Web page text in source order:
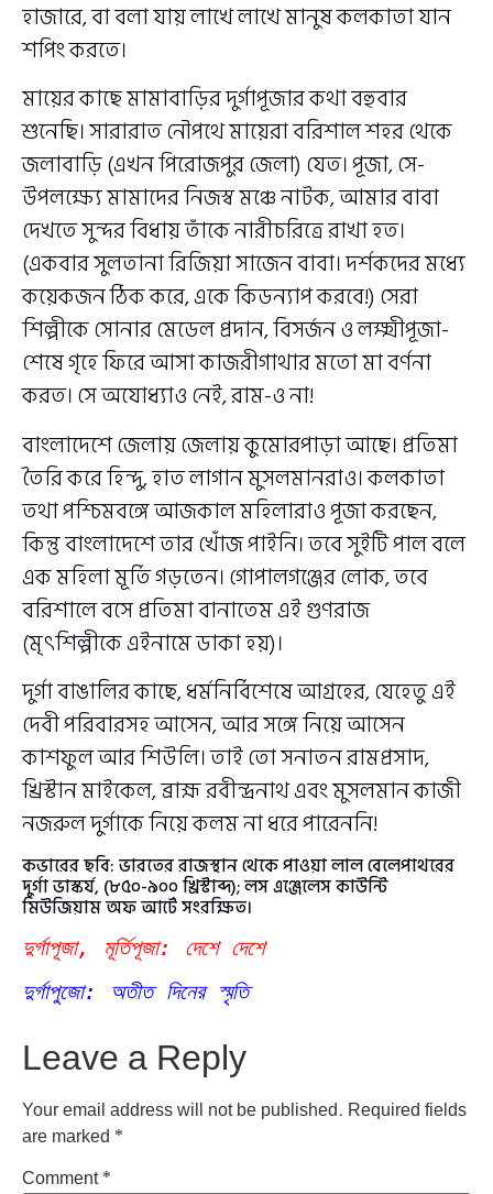
হাজারে, বা বলা যায় লাখে লাখে মানুষ কলকাতা যান
শপিং করতে।
মায়ের কাছে মামাবাড়ির দুর্গাপূজার কথা বহুবার
শুনেছি। সারারাত নৌপথে মায়েরা বরিশাল শহর থেকে
জলাবাড়ি (এখন পিরোজপুর জেলা) যেত। পূজা, সে-
উপলক্ষ্যে মামাদের নিজস্ব মঞ্চে নাটক, আমার বাবা
দেখতে সুন্দর বিধায় তাঁকে নারীচরিত্রে রাখা হত।
(একবার সুলতানা রিজিয়া সাজেন বাবা। দর্শকদের মধ্যে
কয়েকজন ঠিক করে, একে কিডন্যাপ করবে!) সেরা
শিল্পীকে সোনার মেডেল প্রদান, বিসর্জন ও লক্ষ্মীপূজা-
শেষে গৃহে ফিরে আসা কাজরীগাথার মতো মা বর্ণনা
করত। সে অযোধ্যাও নেই, রাম-ও না!
বাংলাদেশে জেলায় জেলায় কুমোরপাড়া আছে। প্রতিমা
তৈরি করে হিন্দু, হাত লাগান মুসলমানরাও। কলকাতা
তথা পশ্চিমবঙ্গে আজকাল মহিলারাও পূজা করছেন,
কিন্তু বাংলাদেশে তার খোঁজ পাইনি। তবে সুইটি পাল বলে
এক মহিলা মূর্তি গড়তেন। গোপালগঞ্জের লোক, তবে
বরিশালে বসে প্রতিমা বানাতেম এই গুণরাজ
(মৃৎশিল্পীকে এইনামে ডাকা হয়)।
দুর্গা বাঙালির কাছে, ধর্মনির্বিশেষে আগ্রহের, যেহেতু এই
দেবী পরিবারসহ আসেন, আর সঙ্গে নিয়ে আসেন
কাশফুল আর শিউলি। তাই তো সনাতন রামপ্রসাদ,
খ্রিস্টান মাইকেল, ব্রাহ্ম রবীন্দ্রনাথ এবং মুসলমান কাজী
নজরুল দুর্গাকে নিয়ে কলম না ধরে পারেননি!
কভারের ছবি: ভারতের রাজস্থান থেকে পাওয়া লাল বেলেপাথরের
দুর্গা ভাস্কর্য, (৮৫০-৯০০ খ্রিস্টাব্দ); লস এঞ্জেলেস কাউন্টি
মিউজিয়াম অফ আর্টে সংরক্ষিত।
দুর্গাপূজা, মূর্তিপূজা: দেশে দেশে
দুর্গাপুজো: অতীত দিনের স্মৃতি
Leave a Reply
Your email address will not be published. Required fields
are marked *
Comment*